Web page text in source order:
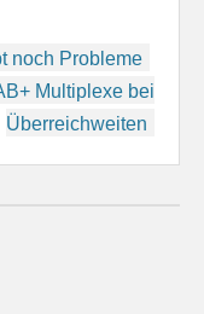
noch Probleme
Multiplexe bei
Überreichweiten